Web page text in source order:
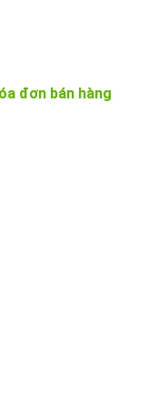
đơn bán hàng